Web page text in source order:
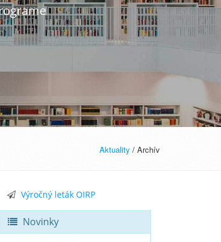
Aktuality / Archív
Výročný leták OIRP
Novinky